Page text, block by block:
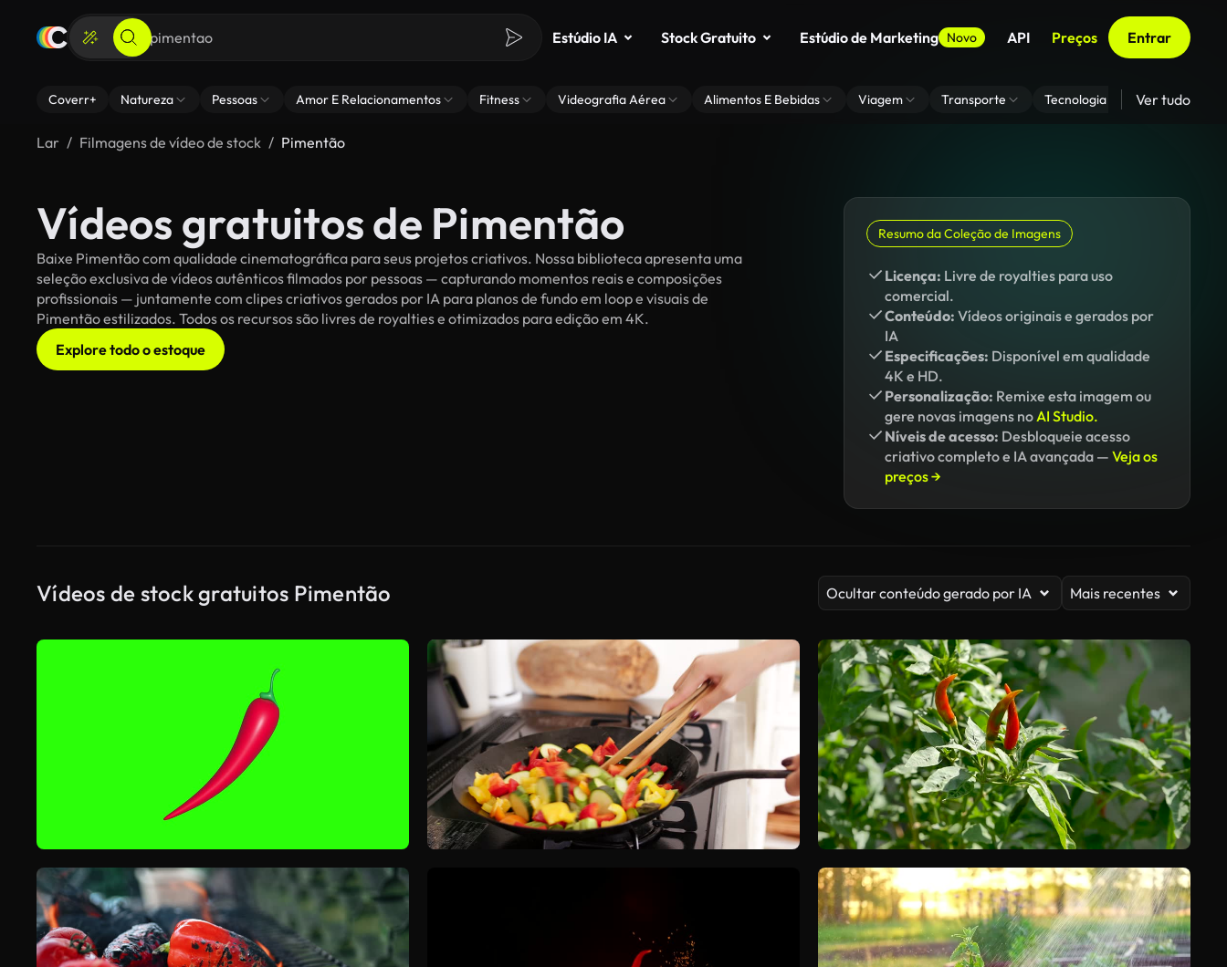
Estúdio IA Stock Gratuito Estúdio de Marketing Novo API Preços Entrar
Coverr+ Natureza Pessoas Amor E Relacionamentos Fitness Videografia Aérea Alimentos E Bebidas Viagem Transporte Tecnologia Zoom De
Ver tudo
Lar Filmagens de vídeo de stock Pimentão
Vídeos gratuitos de Pimentão
Baixe Pimentão com qualidade cinematográfica para seus projetos criativos. Nossa biblioteca apresenta uma
seleção exclusiva de vídeos autênticos filmados por pessoas — capturando momentos reais e composições
profissionais — juntamente com clipes criativos gerados por IA para planos de fundo em loop e visuais de
Pimentão estilizados. Todos os recursos são livres de royalties e otimizados para edição em 4K.
Explore todo o estoque
Resumo da Coleção de Imagens
Licença: Livre de royalties para uso
comercial.
Conteúdo: Vídeos originais e gerados por
IA
Especificações: Disponível em qualidade
4K e HD.
Personalização: Remixe esta imagem ou
gere novas imagens noAI Studio.
Níveis de acesso: Desbloqueie acesso
criativo completo e IA avançada — Veja os
preços →
Vídeos de stock gratuitos Pimentão Ocultar conteúdo gerado por IA Mais recentes